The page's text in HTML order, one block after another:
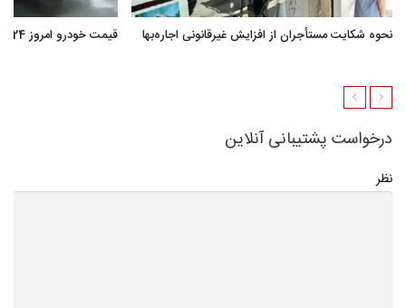
نحوه شکایت مستأجران از افزایش غیرقانونی اجاره‌بها قیمت خودرو امروز 24 خرداد 1405 + جدول
درخواست پشتیبانی آنلاین
نظر